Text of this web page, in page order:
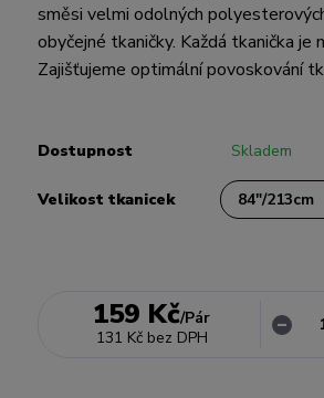
směsi velmi odolných
obyčejné tkaničky. Každá tkanička je
Zajišťujeme optimální povoskování
Dostupnost Skladem
Velikost tkanicek
159 Kč/Pár
131 Kč bez DPH